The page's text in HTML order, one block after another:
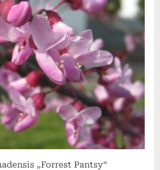
„Forrest Pantsy“